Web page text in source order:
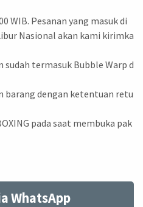
WIB. Pesanan yang masuk di
Nasional akan kami kirimka
sudah termasuk Bubble Warp d
barang dengan ketentuan retu
pada saat membuka pak
WhatsApp